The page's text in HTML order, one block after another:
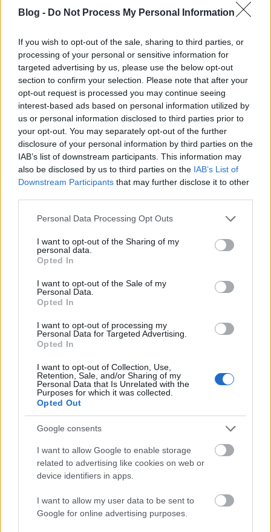
Blog - Do Not Process My Personal Information
If you wish to opt-out of the sale, sharing to third parties, or
processing of your personal or sensitive information for
targeted advertising by us, please use the below opt-out
section to confirm your selection. Please note that after your
opt-out request is processed you may continue seeing
interest-based ads based on personal information utilized by
us or personal information disclosed to third parties prior to
your opt-out. You may separately opt-out of the further
disclosure of your personal information by third parties on the
IAB’s list of downstream participants. This information may
also be disclosed by us to third parties on the IAB’s List of
Downstream Participants that may further disclose it to other
Please note that this website/app uses one or more Google
not limited to your visit or usage behaviour. You may click to
grant or deny consent to Google and its third-party tags to
use your data for below specified purposes in below Google
consent section.
Personal Data Processing Opt Outs
I want to opt-out of the Sharing of my
personal data.
Opted In
I want to opt-out of the Sale of my
Personal Data.
Opted In
I want to opt-out of processing my
Personal Data for Targeted Advertising.
Opted In
I want to opt-out of Collection, Use,
Retention, Sale, and/or Sharing of my
Personal Data that Is Unrelated with the
Purposes for which it was collected.
Opted Out
Google consents
I want to allow Google to enable storage
related to advertising like cookies on web or
device identifiers in apps.
I want to allow my user data to be sent to
Google for online advertising purposes.
Némi szünet után jelentetett meg új kislemezt a
néven. A címadó dal egy lendületes, ír népzenére
épülő szám, amolyan szoft Dropkick Murphys, és
az eklektikusPuppet Facejobban tetszik.